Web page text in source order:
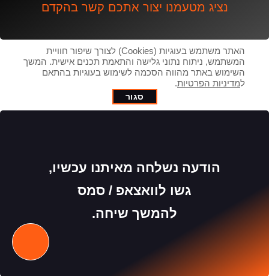
נציג מטעמנו יצור אתכם קשר בהקדם
האתר משתמש בעוגיות (Cookies) לצורך שיפור חוויית
המשתמש, ניתוח נתוני גלישה והתאמת תכנים אישית. המשך
השימוש באתר מהווה הסכמה לשימוש בעוגיות בהתאם
למדיניות הפרטיות.
סגור
הודעה נשלחה מאיתנו עכשיו,
גשו לוואצאפ / סמס
להמשך שיחה.